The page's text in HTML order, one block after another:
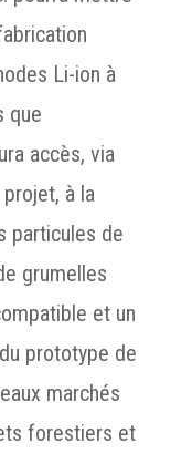
Li-ion à
que
accès, via
à la
particules de
grumelles
et un
prototype de
marchés
forestiers et